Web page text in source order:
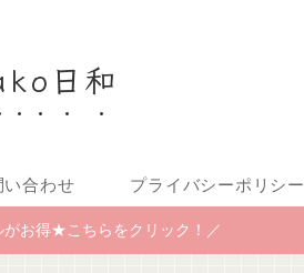
日和
い合わせ プライバシーポリシー
がお得★こちらをクリック！／